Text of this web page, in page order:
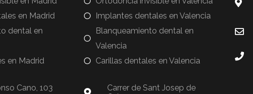
en Madrid
dental en
en Madrid
Cano, 103
Implantes dentales en Valencia
Blanqueamiento dental en
Valencia
Carillas dentales en Valencia
Carrer de Sant Josep de